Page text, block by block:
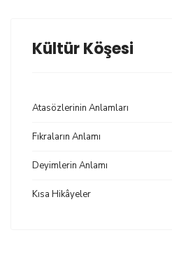
Kültür Köşesi
Atasözlerinin Anlamları
Fıkraların Anlamı
Deyimlerin Anlamı
Kısa Hikâyeler